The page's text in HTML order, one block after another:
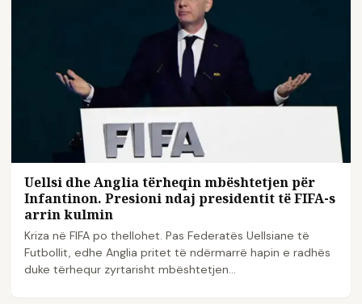
Uellsi dhe Anglia tërheqin mbështetjen për
Infantinon. Presioni ndaj presidentit të FIFA-s
arrin kulmin
Kriza në FIFA po thellohet. Pas Federatës Uellsiane të
Futbollit, edhe Anglia pritet të ndërmarrë hapin e radhës
duke tërhequr zyrtarisht mbështetjen…